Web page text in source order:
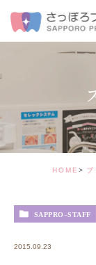
HOME ブ
SAPPRO-STAFF
2015.09.23